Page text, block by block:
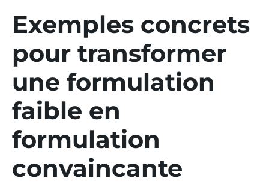
Exemples concrets
pour transformer
une formulation
faible en
formulation
convaincante